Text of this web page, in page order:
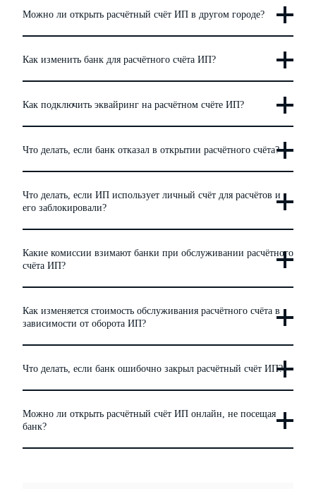
Можно ли открыть расчётный счёт ИП в другом городе?
Как изменить банк для расчётного счёта ИП?
Как подключить эквайринг на расчётном счёте ИП?
Что делать, если банк отказал в открытии расчётного счёта?
Что делать, если ИП использует личный счёт для расчётов и
его заблокировали?
Какие комиссии взимают банки при обслуживании расчётного
счёта ИП?
Как изменяется стоимость обслуживания расчётного счёта в
зависимости от оборота ИП?
Что делать, если банк ошибочно закрыл расчётный счёт ИП?
Можно ли открыть расчётный счёт ИП онлайн, не посещая
банк?